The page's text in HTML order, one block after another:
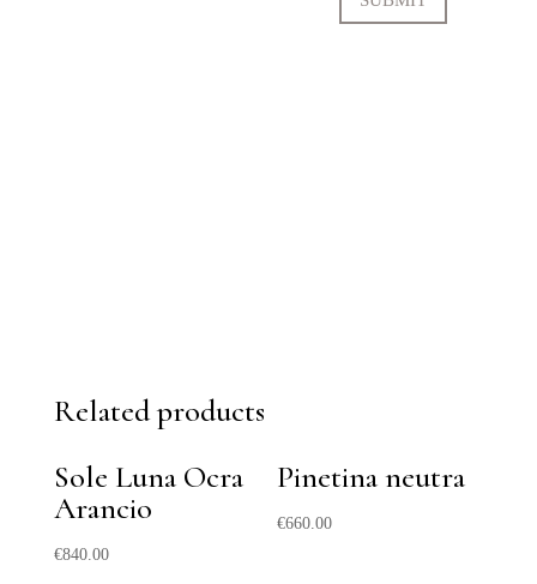
Related products
Sole Luna Ocra
Arancio
€840.00
Pinetina neutra
€660.00